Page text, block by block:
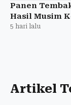
Panen
Hasil Musim
5 hari lalu
Artikel